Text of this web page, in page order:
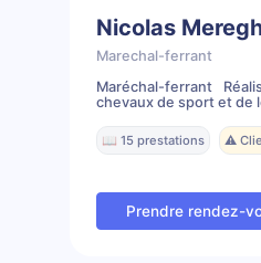
Nicolas
Marechal-ferrant
Maréchal-ferrant
chevaux de sport et de
📖 15 prestations ⚠️
Prendre rendez-